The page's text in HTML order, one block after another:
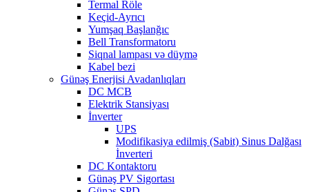
Termal Röle
Keçid-Ayrıcı
Yumşaq Başlanğıc
Bell Transformatoru
Siqnal lampası və düymə
Kabel bezi
Günəş Enerjisi Avadanlıqları
DC MCB
Elektrik Stansiyası
İnverter
UPS
Modifikasiya edilmiş (Sabit) Sinus Dalğası
İnverteri
DC Kontaktoru
Günəş PV Sigortası